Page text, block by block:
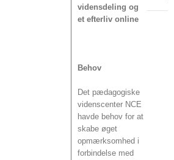
vidensdeling og
et efterliv online
Behov
Det pædagogiske
videnscenter NCE
havde behov for at
skabe øget
opmærksomhed i
forbindelse med